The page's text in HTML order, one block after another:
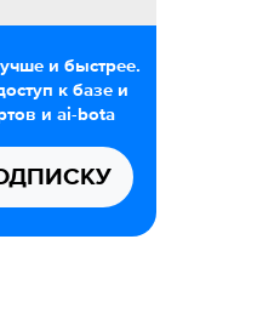
и быстрее.
к базе и
и ai-bota